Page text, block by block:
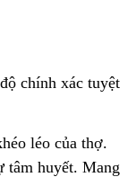
chính xác tuyệt
léo của thợ.
tâm huyết. Mang